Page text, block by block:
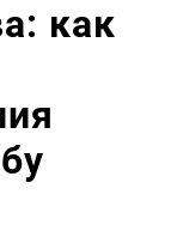
как